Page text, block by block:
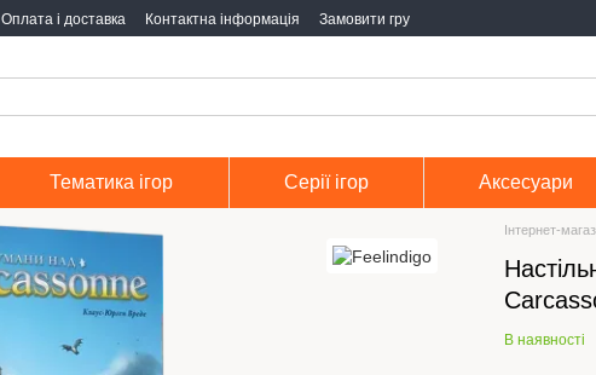
Оплата і доставка Контактна інформація Замовити гру
Тематика ігор Серії ігор Аксесуари
Інтернет-
В наявності